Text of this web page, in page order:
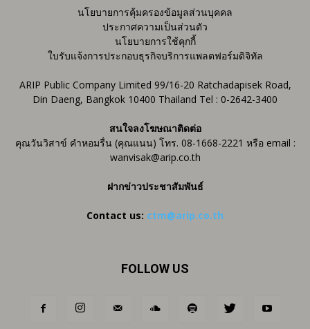
นโยบายการคุ้มครองข้อมูลส่วนบุคคล
ประกาศความเป็นส่วนตัว
นโยบายการใช้คุกกี้
ใบรับแจ้งการประกอบธุรกิจบริการแพลตฟอร์มดิจิทัล
ARIP Public Company Limited 99/16-20 Ratchadapisek Road,
Din Daeng, Bangkok 10400 Thailand Tel : 0-2642-3400
สนใจลงโฆษณาติดต่อ
คุณวันวิสาข์ คำหอมรื่น (คุณแนน) โทร. 08-1668-2221 หรือ email :
wanvisak@arip.co.th
ฝากข่าวประชาสัมพันธ์
Contact us: ctm@arip.co.th
FOLLOW US